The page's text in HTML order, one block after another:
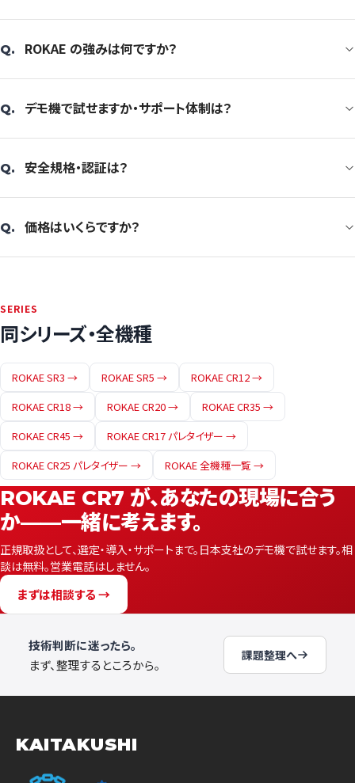
Q. ROKAE の強みは何ですか？
Q. デモ機で試せますか・サポート体制は？
Q. 安全規格・認証は？
Q. 価格はいくらですか？
SERIES
同シリーズ・全機種
ROKAE SR3 → ROKAE SR5 →
ROKAE CR12 →
ROKAE CR18 →
ROKAE CR20 →
ROKAE CR35 →
ROKAE CR45 →
ROKAE CR17 パレタイザー →
ROKAE CR25 パレタイザー →
ROKAE 全機種一覧 →
ROKAE CR7 が、あなたの現場に合う
か——一緒に考えます。
正規取扱として、選定・導入・サポートまで。日本支社のデモ機で試せます。相
談は無料。営業電話はしません。
まずは相談する →
技術判断に迷ったら。
まず、整理するところから。
課題整理へ
KAITAKUSHI